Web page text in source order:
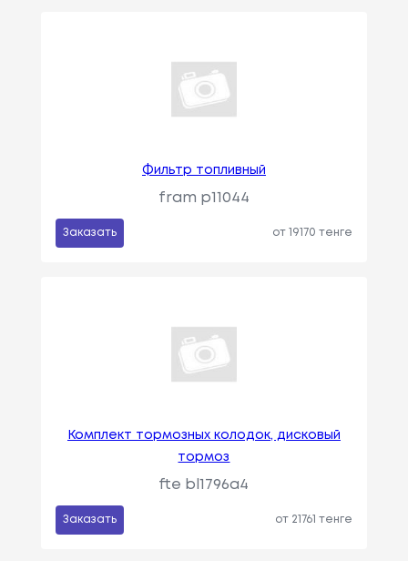
Фильтр топливный
fram p11044
Заказать от 19170 тенге
Комплект тормозных колодок, дисковый
тормоз
fte bl1796a4
Заказать от 21761 тенге